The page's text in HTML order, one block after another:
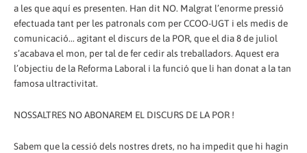
a les que aquí es presenten. Han dit NO. Malgrat l’enorme pressió
efectuada tant per les patronals com per CCOO-UGT i els medis de
comunicació... agitant el discurs de la POR, que el dia 8 de juliol
s’acabava el mon, per tal de fer cedir als treballadors. Aquest era
l’objectiu de la Reforma Laboral i la funció que li han donat a la tan
famosa ultractivitat.
NOSSALTRES NO ABONAREM EL DISCURS DE LA POR !
Sabem que la cessió dels nostres drets, no ha impedit que hi hagin